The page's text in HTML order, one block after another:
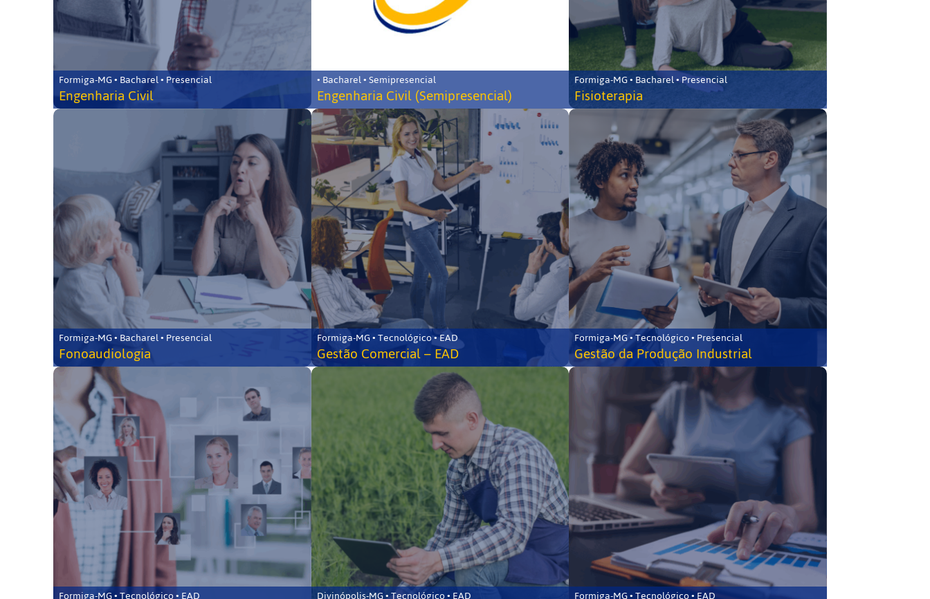
Formiga-MG • Bacharel • Presencial
Engenharia Civil
• Bacharel • Semipresencial
Engenharia Civil (Semipresencial)
Formiga-MG • Bacharel • Presencial
Fisioterapia
Formiga-MG • Bacharel • Presencial
Fonoaudiologia
Formiga-MG • Tecnológico • EAD
Gestão Comercial – EAD
Formiga-MG • Tecnológico • Presencial
Gestão da Produção Industrial